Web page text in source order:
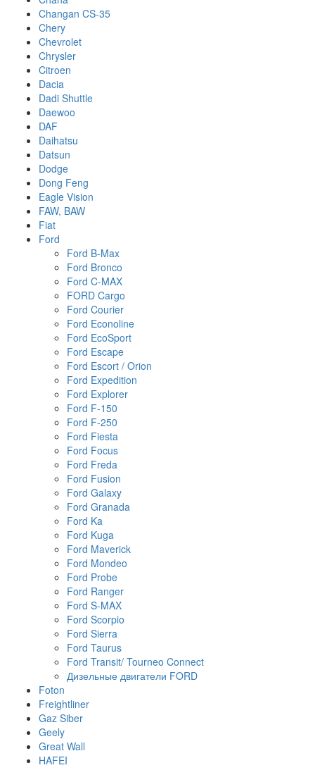
Changan CS-35
Chery
Chevrolet
Chrysler
Citroen
Dacia
Dadi Shuttle
Daewoo
DAF
Daihatsu
Datsun
Dodge
Dong Feng
Eagle Vision
FAW, BAW
Fiat
Ford
Ford B-Max
Ford Bronco
Ford C-MAX
FORD Cargo
Ford Courier
Ford Econoline
Ford EcoSport
Ford Escape
Ford Escort / Orion
Ford Expedition
Ford Explorer
Ford F-150
Ford F-250
Ford Fiesta
Ford Focus
Ford Freda
Ford Fusion
Ford Galaxy
Ford Granada
Ford Ka
Ford Kuga
Ford Maverick
Ford Mondeo
Ford Probe
Ford Ranger
Ford S-MAX
Ford Scorpio
Ford Sierra
Ford Taurus
Ford Transit/ Tourneo Connect
Дизельные двигатели FORD
Foton
Freightliner
Gaz Siber
Geely
Great Wall
HAFEI